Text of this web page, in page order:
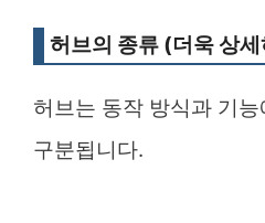
허브의 종류 (더욱 상
허브는 동작 방식과 기
구분됩니다.